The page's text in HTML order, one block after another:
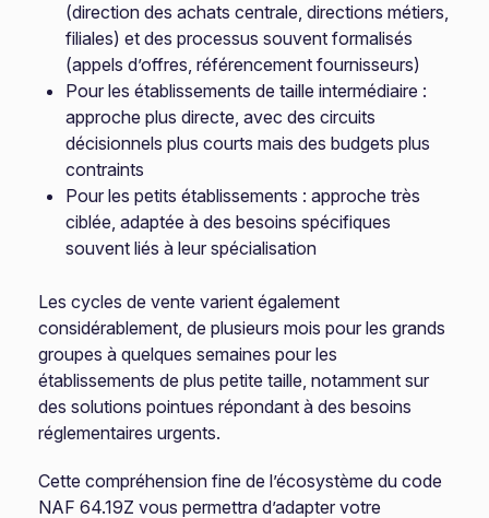
(direction des achats centrale, directions métiers,
filiales) et des processus souvent formalisés
(appels d’offres, référencement fournisseurs)
Pour les établissements de taille intermédiaire :
approche plus directe, avec des circuits
décisionnels plus courts mais des budgets plus
contraints
Pour les petits établissements : approche très
ciblée, adaptée à des besoins spécifiques
souvent liés à leur spécialisation
Les cycles de vente varient également
considérablement, de plusieurs mois pour les grands
groupes à quelques semaines pour les
établissements de plus petite taille, notamment sur
des solutions pointues répondant à des besoins
réglementaires urgents.
Cette compréhension fine de l’écosystème du code
NAF 64.19Z vous permettra d’adapter votre